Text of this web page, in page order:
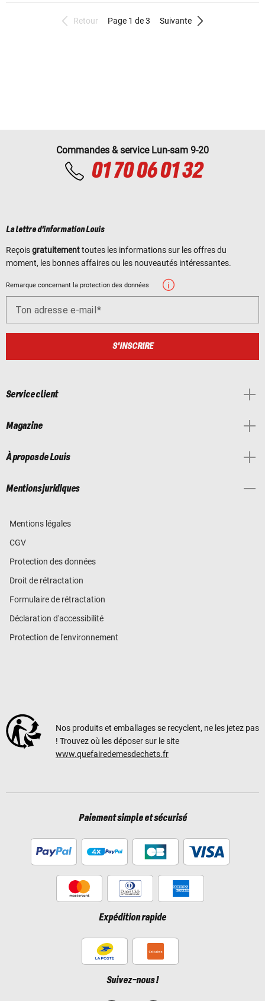
Retour Page 1 de 3 Suivante
Commandes & service Lun-sam 9-20
01 70 06 01 32
La lettre d'information Louis
Reçoisgratuitementtoutes les informations sur les offres du
moment, les bonnes affaires ou les nouveautés intéressantes.
Remarque concernant la protection des données
Ton adresse e-mail
S'INSCRIRE
Service client
Magazine
À propos de Louis
Mentions juridiques
Mentions légales
CGV
Protection des données
Droit de rétractation
Formulaire de rétractation
Déclaration d'accessibilité
Protection de l'environnement
Nos produits et emballages se recyclent, ne les jetez pas
! Trouvez où les déposer sur le site
www.quefairedemesdechets.fr
Paiement simple et sécurisé
Expédition rapide
Suivez-nous !